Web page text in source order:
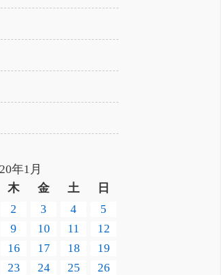
年1月
木 金 土
日
2 3 4
5
9 10 11
12
16 17 18
19
23 24 25
26